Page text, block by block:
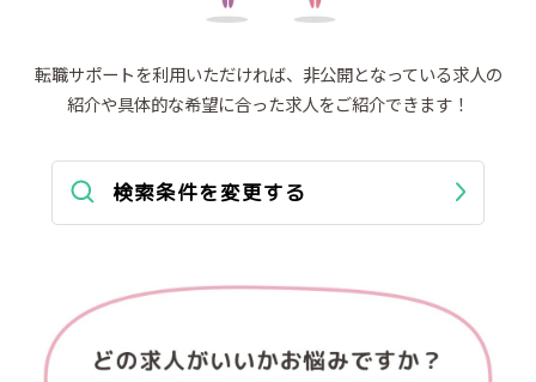
転職サポートを利用いただければ、非公開となっている求人の
紹介や具体的な希望に合った求人をご紹介できます！
検索条件を変更する